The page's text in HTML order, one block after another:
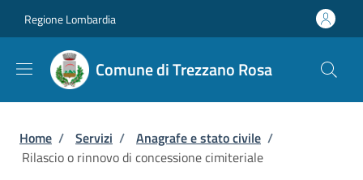
Regione Lombardia
Comune di Trezzano Rosa
Briciole di pane
Home / Servizi / Anagrafe e stato civile /
Rilascio o rinnovo di concessione cimiteriale